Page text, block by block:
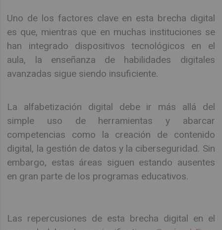
Uno de los factores clave en esta brecha digital
es que, mientras que en muchas instituciones se
han integrado dispositivos tecnológicos en el
aula, la enseñanza de habilidades digitales
avanzadas sigue siendo insuficiente.
La alfabetización digital debe ir más allá del
simple uso de herramientas y abarcar
competencias como la creación de contenido
digital, la gestión de datos y la ciberseguridad. Sin
embargo, estas áreas siguen estando ausentes
en gran parte de los programas educativos.
Las repercusiones de esta brecha digital en el